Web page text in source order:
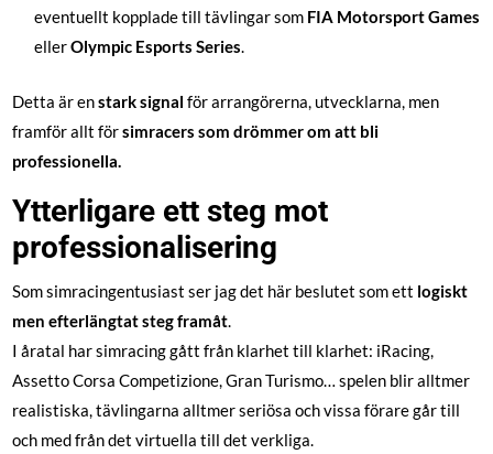
eventuellt kopplade till tävlingar som FIA Motorsport Games
ellerOlympic Esports Series.
Detta är enstark signal för arrangörerna, utvecklarna, men
framför allt försimracers som drömmer om att bli
professionella.
Ytterligare ett steg mot
professionalisering
Som simracingentusiast ser jag det här beslutet som ett logiskt
men efterlängtat steg framåt.
I åratal har simracing gått från klarhet till klarhet: iRacing,
Assetto Corsa Competizione, Gran Turismo… spelen blir alltmer
realistiska, tävlingarna alltmer seriösa och vissa förare går till
och med från det virtuella till det verkliga.